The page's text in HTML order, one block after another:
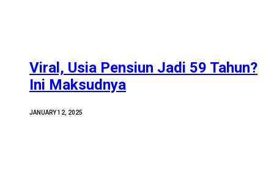
Viral, Usia Pensiun Jadi 59 Tahun?
Ini Maksudnya
JANUARY 12, 2025